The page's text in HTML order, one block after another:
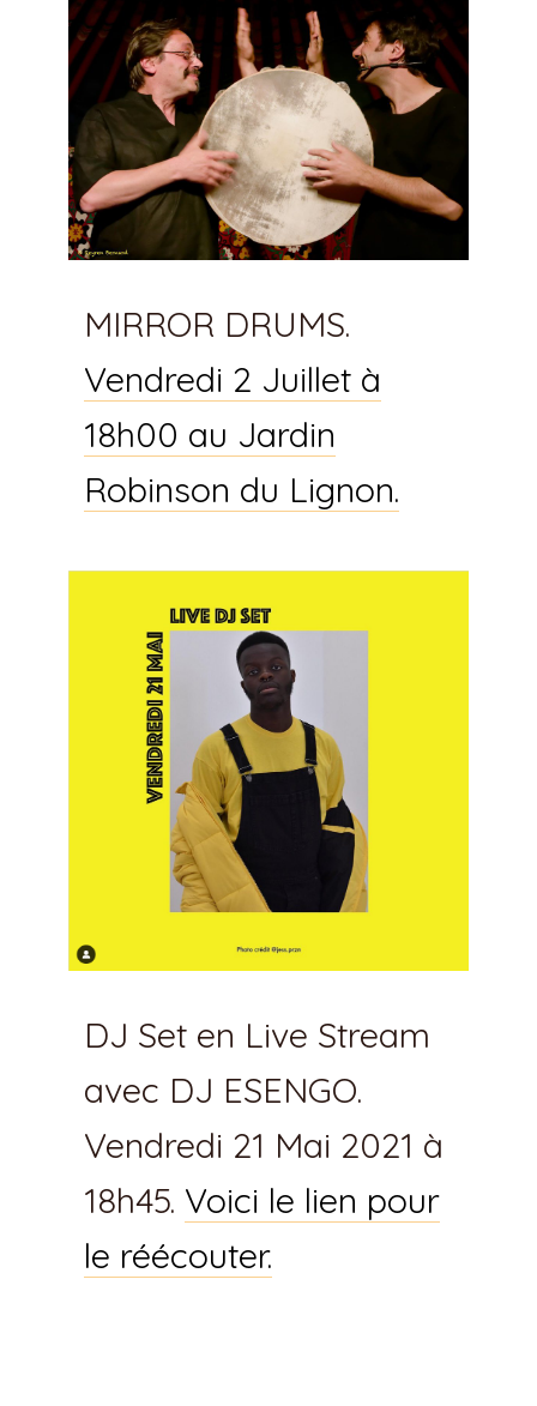
MIRROR DRUMS.
Vendredi 2 Juillet à
18h00 au Jardin
Robinson du Lignon.
DJ Set en Live Stream
avec DJ ESENGO.
Vendredi 21 Mai 2021 à
18h45. Voici le lien pour
le réécouter.